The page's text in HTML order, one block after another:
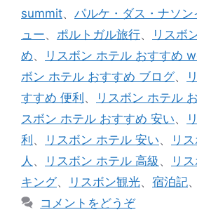
リ
ー
summit、 パルケ・ダス・ナソン
ュー、 ポルトガル旅行、
リスボ
め、 リスボン ホテル おすすめ
ボン ホテル おすすめ ブログ、
すすめ 便利、 リスボン ホテル
スボン ホテル おすすめ 安い、
利、 リスボン ホテル 安い、
リ
人 、 リスボン ホテル 高級 、
リ
キング、 リスボン観光、 宿泊記、
コメントをどうぞ